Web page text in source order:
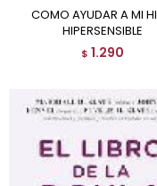
COMO AYUDAR A MI HIJO
HIPERSENSIBLE
$ 1.290